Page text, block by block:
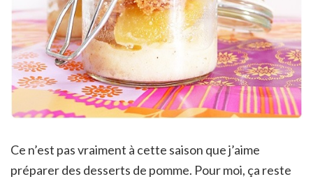
Ce n’est pas vraiment à cette saison que j’aime
préparer des desserts de pomme. Pour moi, ça reste